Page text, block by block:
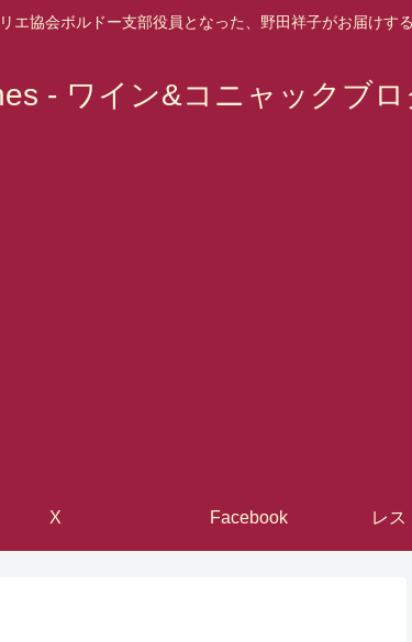
エ協会ボルドー支部役員となった、野田祥子がお届けす
- ワイン&コニャックブ
X Facebook レス